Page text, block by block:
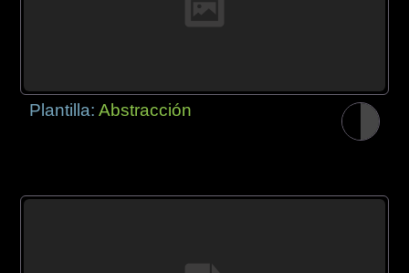
Plantilla:Abstracción